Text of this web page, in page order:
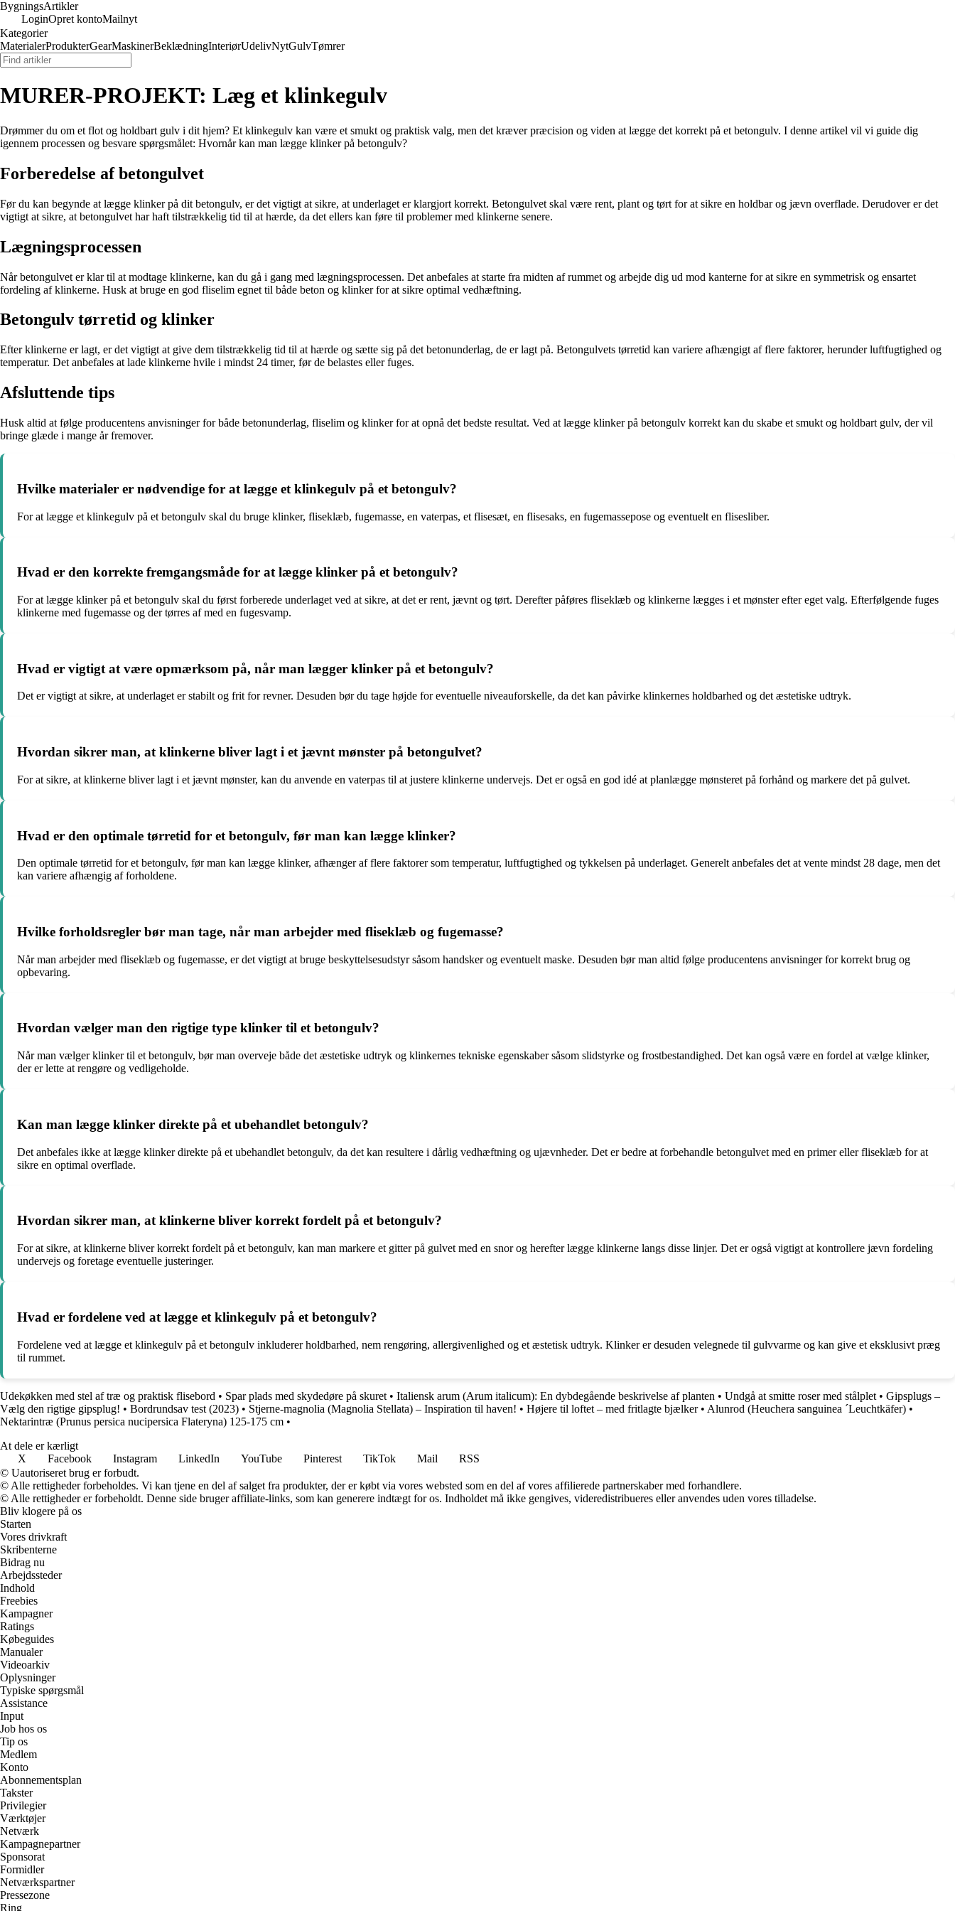
BygningsArtikler
LoginOpret kontoMailnyt
Kategorier
MaterialerProdukterGearMaskinerBeklædningInteriørUdelivNytGulvTømrer
MURER-PROJEKT: Læg et klinkegulv
Drømmer du om et flot og holdbart gulv i dit hjem? Et klinkegulv kan være et smukt og praktisk valg, men det kræver præcision og viden at lægge det korrekt på et betongulv. I denne artikel vil vi guide dig
igennem processen og besvare spørgsmålet: Hvornår kan man lægge klinker på betongulv?
Forberedelse af betongulvet
Før du kan begynde at lægge klinker på dit betongulv, er det vigtigt at sikre, at underlaget er klargjort korrekt. Betongulvet skal være rent, plant og tørt for at sikre en holdbar og jævn overflade. Derudover er det
vigtigt at sikre, at betongulvet har haft tilstrækkelig tid til at hærde, da det ellers kan føre til problemer med klinkerne senere.
Lægningsprocessen
Når betongulvet er klar til at modtage klinkerne, kan du gå i gang med lægningsprocessen. Det anbefales at starte fra midten af rummet og arbejde dig ud mod kanterne for at sikre en symmetrisk og ensartet
fordeling af klinkerne. Husk at bruge en god fliselim egnet til både beton og klinker for at sikre optimal vedhæftning.
Betongulv tørretid og klinker
Efter klinkerne er lagt, er det vigtigt at give dem tilstrækkelig tid til at hærde og sætte sig på det betonunderlag, de er lagt på. Betongulvets tørretid kan variere afhængigt af flere faktorer, herunder luftfugtighed og
temperatur. Det anbefales at lade klinkerne hvile i mindst 24 timer, før de belastes eller fuges.
Afsluttende tips
Husk altid at følge producentens anvisninger for både betonunderlag, fliselim og klinker for at opnå det bedste resultat. Ved at lægge klinker på betongulv korrekt kan du skabe et smukt og holdbart gulv, der vil
bringe glæde i mange år fremover.
Hvilke materialer er nødvendige for at lægge et klinkegulv på et betongulv?
For at lægge et klinkegulv på et betongulv skal du bruge klinker, fliseklæb, fugemasse, en vaterpas, et flisesæt, en flisesaks, en fugemassepose og eventuelt en flisesliber.
Hvad er den korrekte fremgangsmåde for at lægge klinker på et betongulv?
For at lægge klinker på et betongulv skal du først forberede underlaget ved at sikre, at det er rent, jævnt og tørt. Derefter påføres fliseklæb og klinkerne lægges i et mønster efter eget valg. Efterfølgende fuges
klinkerne med fugemasse og der tørres af med en fugesvamp.
Hvad er vigtigt at være opmærksom på, når man lægger klinker på et betongulv?
Det er vigtigt at sikre, at underlaget er stabilt og frit for revner. Desuden bør du tage højde for eventuelle niveauforskelle, da det kan påvirke klinkernes holdbarhed og det æstetiske udtryk.
Hvordan sikrer man, at klinkerne bliver lagt i et jævnt mønster på betongulvet?
For at sikre, at klinkerne bliver lagt i et jævnt mønster, kan du anvende en vaterpas til at justere klinkerne undervejs. Det er også en god idé at planlægge mønsteret på forhånd og markere det på gulvet.
Hvad er den optimale tørretid for et betongulv, før man kan lægge klinker?
Den optimale tørretid for et betongulv, før man kan lægge klinker, afhænger af flere faktorer som temperatur, luftfugtighed og tykkelsen på underlaget. Generelt anbefales det at vente mindst 28 dage, men det
kan variere afhængig af forholdene.
Hvilke forholdsregler bør man tage, når man arbejder med fliseklæb og fugemasse?
Når man arbejder med fliseklæb og fugemasse, er det vigtigt at bruge beskyttelsesudstyr såsom handsker og eventuelt maske. Desuden bør man altid følge producentens anvisninger for korrekt brug og
opbevaring.
Hvordan vælger man den rigtige type klinker til et betongulv?
Når man vælger klinker til et betongulv, bør man overveje både det æstetiske udtryk og klinkernes tekniske egenskaber såsom slidstyrke og frostbestandighed. Det kan også være en fordel at vælge klinker,
der er lette at rengøre og vedligeholde.
Kan man lægge klinker direkte på et ubehandlet betongulv?
Det anbefales ikke at lægge klinker direkte på et ubehandlet betongulv, da det kan resultere i dårlig vedhæftning og ujævnheder. Det er bedre at forbehandle betongulvet med en primer eller fliseklæb for at
sikre en optimal overflade.
Hvordan sikrer man, at klinkerne bliver korrekt fordelt på et betongulv?
For at sikre, at klinkerne bliver korrekt fordelt på et betongulv, kan man markere et gitter på gulvet med en snor og herefter lægge klinkerne langs disse linjer. Det er også vigtigt at kontrollere jævn fordeling
undervejs og foretage eventuelle justeringer.
Hvad er fordelene ved at lægge et klinkegulv på et betongulv?
Fordelene ved at lægge et klinkegulv på et betongulv inkluderer holdbarhed, nem rengøring, allergivenlighed og et æstetisk udtryk. Klinker er desuden velegnede til gulvvarme og kan give et eksklusivt præg
til rummet.
Udekøkken med stel af træ og praktisk flisebord • Spar plads med skydedøre på skuret • Italiensk arum (Arum italicum): En dybdegående beskrivelse af planten • Undgå at smitte roser med stålplet • Gipsplugs –
Vælg den rigtige gipsplug! • Bordrundsav test (2023) • Stjerne-magnolia (Magnolia Stellata) – Inspiration til haven! • Højere til loftet – med fritlagte bjælker• Alunrod (Heuchera sanguinea ´Leuchtkäfer) •
Nektarintræ (Prunus persica nucipersica Flateryna) 125-175 cm •
At dele er kærligt
X
Facebook Instagram LinkedIn YouTube Pinterest TikTok Mail
RSS
© Uautoriseret brug er forbudt.
© Alle rettigheder forbeholdes. Vi kan tjene en del af salget fra produkter, der er købt via vores websted som en del af vores affilierede partnerskaber med forhandlere.
© Alle rettigheder er forbeholdt. Denne side bruger affiliate-links, som kan generere indtægt for os. Indholdet må ikke gengives, videredistribueres eller anvendes uden vores tilladelse.
Bliv klogere på os
Starten
Vores drivkraft
Skribenterne
Bidrag nu
Arbejdssteder
Indhold
Freebies
Kampagner
Ratings
Købeguides
Manualer
Videoarkiv
Oplysninger
Typiske spørgsmål
Assistance
Input
Job hos os
Tip os
Medlem
Konto
Abonnementsplan
Takster
Privilegier
Værktøjer
Netværk
Kampagnepartner
Sponsorat
Formidler
Netværkspartner
Pressezone
Ring